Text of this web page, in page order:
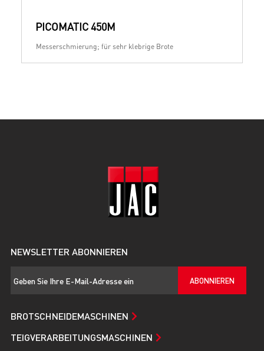
PICOMATIC 450M
Messerschmierung; für sehr klebrige Brote
NEWSLETTER ABONNIEREN
ABONNIEREN
BROTSCHNEIDEMASCHINEN
TEIGVERARBEITUNGSMASCHINEN